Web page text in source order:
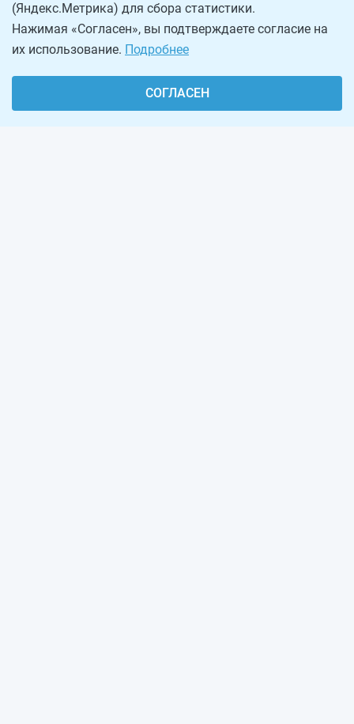
(Яндекс.Метрика) для сбора статистики.
Нажимая «Согласен», вы подтверждаете согласие на
их использование. Подробнее
СОГЛАСЕН